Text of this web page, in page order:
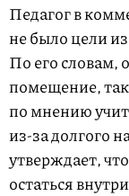
Педагог в
не было цели
По его словам,
помещение,
по мнению
из-за долгого
утверждает,
остаться